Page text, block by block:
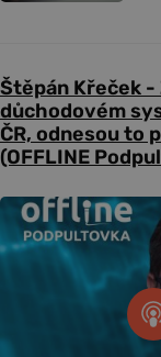
Štěpán Křeček -
důchodovém
ČR, odnesou to
(OFFLINE